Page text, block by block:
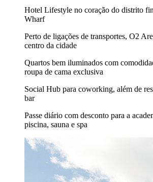
Hotel Lifestyle no coração do distrito
Wharf
Perto de ligações de transportes, O2
centro da cidade
Quartos bem iluminados com
roupa de cama exclusiva
Social Hub para coworking, além de
bar
Passe diário com desconto para a
piscina, sauna e spa